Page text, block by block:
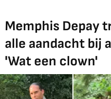
Memphis Depay
alle aandacht bij
'Wat een clown'